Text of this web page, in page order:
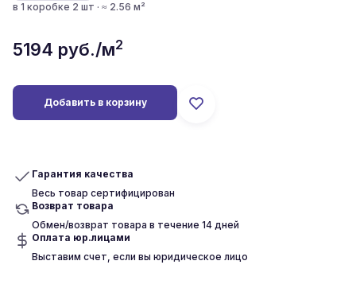
в 1 коробке 2 шт · ≈ 2.56 м²
5194 руб./м2
Добавить в корзину
Гарантия качества
Весь товар сертифицирован
Возврат товара
Обмен/возврат товара в течение 14 дней
Оплата юр.лицами
Выставим счет, если вы юридическое лицо